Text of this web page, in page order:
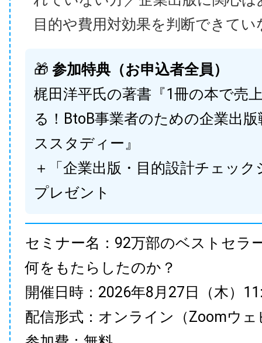
目的や費用対効果を判断できてい
🎁 参加特典（お申込者全員）
梶田洋平氏の著書『1冊の本で売
る！BtoB事業者のための企業出
ススタディー』
＋「企業出版・目的設計チェック
プレゼント
セミナー名：92万部のベストセラ
何をもたらしたのか？
開催日時：2026年8月27日（木）
配信形式：オンライン（Zoomウェ